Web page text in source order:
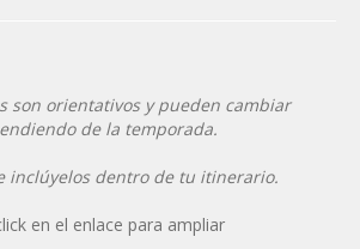
son orientativos y pueden cambiar
de la temporada.
inclúyelos dentro de tu itinerario.
en el enlace para ampliar